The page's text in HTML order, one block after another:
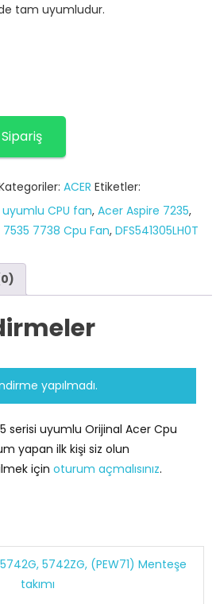
tam uyumludur.
ACER Etiketler:
uyumlu CPU fan,Acer Aspire 7235,
7738 Cpu Fan,DFS541305LH0T
yapılmadı.
serisi uyumlu Orijinal Acer Cpu
yapan ilk kişi siz olun
içinoturum açmalısınız.